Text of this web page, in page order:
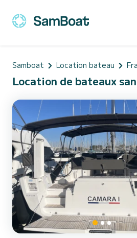
Samboat Location bateau
Location de bateaux